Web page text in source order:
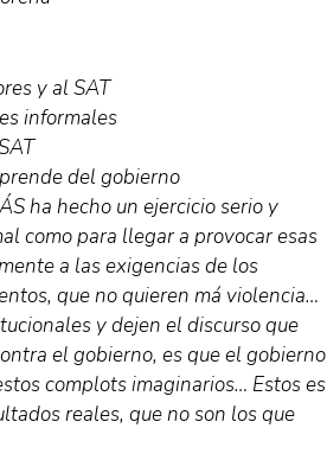
y al SAT
informales
del gobierno
ha hecho un ejercicio serio y
como para llegar a provocar esas
a las exigencias de los
que no quieren má violencia…
y dejen el discurso que
el gobierno, es que el gobierno
complots imaginarios… Estos es
reales, que no son los que